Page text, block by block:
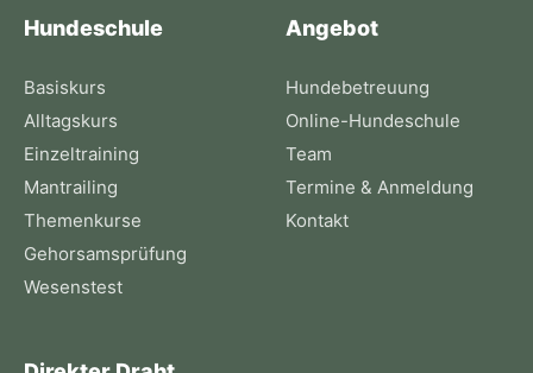
Hundeschule
Basiskurs
Alltagskurs
Einzeltraining
Mantrailing
Themenkurse
Gehorsamsprüfung
Wesenstest
Angebot
Hundebetreuung
Online-Hundeschule
Team
Termine & Anmeldung
Kontakt